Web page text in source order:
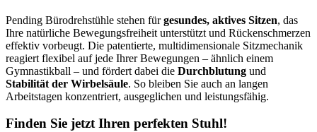
Pending Bürodrehstühle stehen fürgesundes, aktives Sitzen, das
Ihre natürliche Bewegungsfreiheit unterstützt und Rückenschmerzen
effektiv vorbeugt. Die patentierte, multidimensionale Sitzmechanik
reagiert flexibel auf jede Ihrer Bewegungen – ähnlich einem
Gymnastikball – und fördert dabei die Durchblutung und
Stabilität der Wirbelsäule. So bleiben Sie auch an langen
Arbeitstagen konzentriert, ausgeglichen und leistungsfähig.
Finden Sie jetzt Ihren perfekten Stuhl!